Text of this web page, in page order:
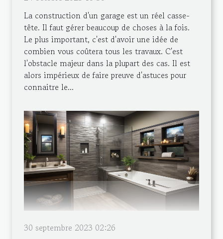
La construction d'un garage est un réel casse-
tête. Il faut gérer beaucoup de choses à la fois.
Le plus important, c'est d'avoir une idée de
combien vous coûtera tous les travaux. C'est
l'obstacle majeur dans la plupart des cas. Il est
alors impérieux de faire preuve d'astuces pour
connaitre le...
30 septembre 2023 02:26